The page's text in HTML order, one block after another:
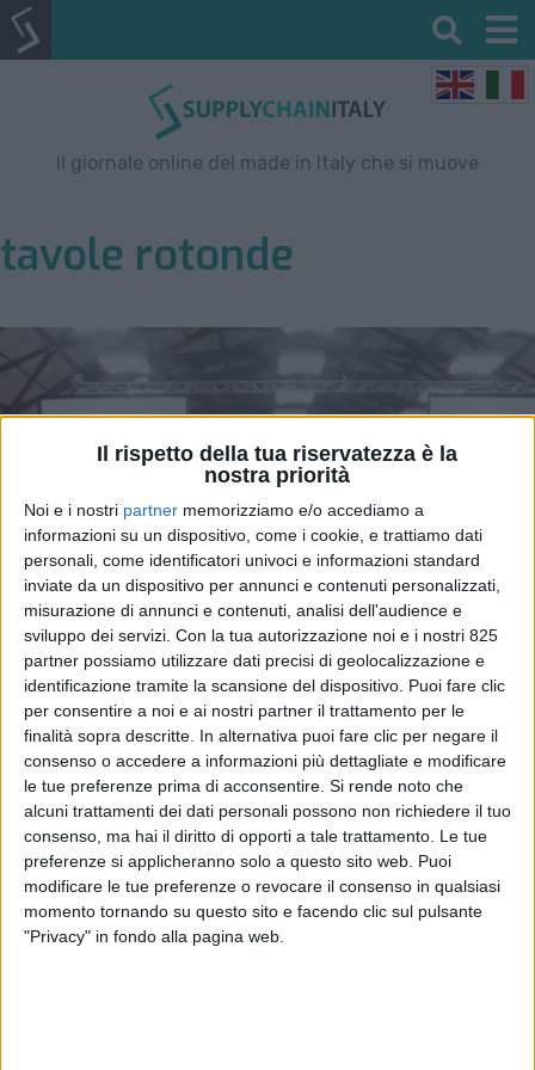
Il rispetto della tua riservatezza è la
nostra priorità
Noi e i nostri partner memorizziamo e/o accediamo a
informazioni su un dispositivo, come i cookie, e trattiamo dati
personali, come identificatori univoci e informazioni standard
inviate da un dispositivo per annunci e contenuti personalizzati,
misurazione di annunci e contenuti, analisi dell'audience e
sviluppo dei servizi. Con la tua autorizzazione noi e i nostri 825
partner possiamo utilizzare dati precisi di geolocalizzazione e
identificazione tramite la scansione del dispositivo. Puoi fare clic
per consentire a noi e ai nostri partner il trattamento per le
finalità sopra descritte. In alternativa puoi fare clic per negare il
consenso o accedere a informazioni più dettagliate e modificare
le tue preferenze prima di acconsentire. Si rende noto che
alcuni trattamenti dei dati personali possono non richiedere il tuo
consenso, ma hai il diritto di opporti a tale trattamento. Le tue
preferenze si applicheranno solo a questo sito web. Puoi
modificare le tue preferenze o revocare il consenso in qualsiasi
momento tornando su questo sito e facendo clic sul pulsante
"Privacy" in fondo alla pagina web.
Il giornale online del made in Italy che si muove
tavole rotonde
Aperte le iscrizioni al
Business meeting sul
mercato container del 13
novembre
ECONOMIA 17 SETTEMBRE 2023